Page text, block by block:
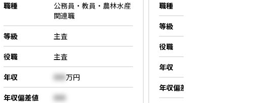
職種
公務員・教員・農林水産
関連職
等級 主査
役職 主査
年収 000 万円
年収偏差値 000
職種
等級
役職
年収
年収偏差値